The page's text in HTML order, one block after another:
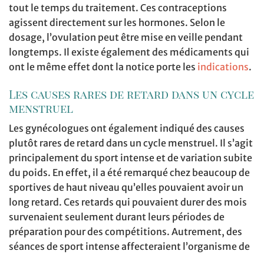
tout le temps du traitement. Ces contraceptions
agissent directement sur les hormones. Selon le
dosage, l’ovulation peut être mise en veille pendant
longtemps. Il existe également des médicaments qui
ont le même effet dont la notice porte les indications.
Les causes rares de retard dans un cycle
menstruel
Les gynécologues ont également indiqué des causes
plutôt rares de retard dans un cycle menstruel. Il s’agit
principalement du sport intense et de variation subite
du poids. En effet, il a été remarqué chez beaucoup de
sportives de haut niveau qu’elles pouvaient avoir un
long retard. Ces retards qui pouvaient durer des mois
survenaient seulement durant leurs périodes de
préparation pour des compétitions. Autrement, des
séances de sport intense affecteraient l’organisme de